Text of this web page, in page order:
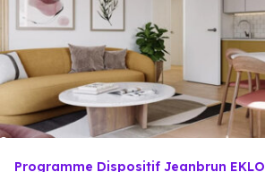
Programme Dispositif Jeanbrun EKLO